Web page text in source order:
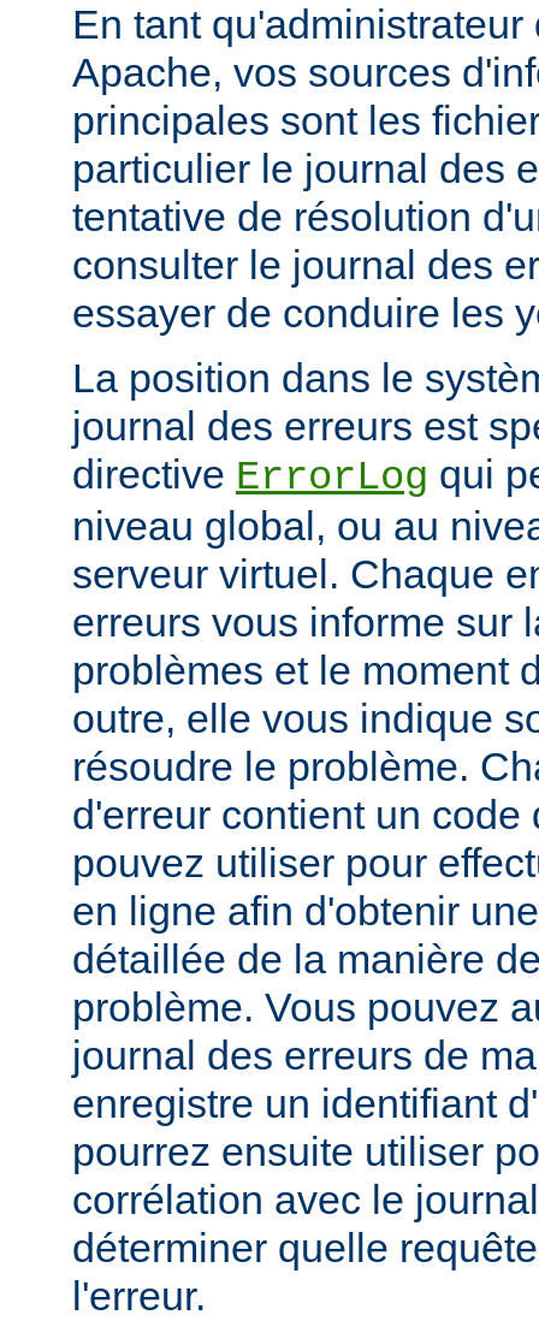
En tant
Apache, vos sources
principales sont les
particulier le journal des
tentative de résolution
consulter le journal des
essayer de conduire les
La position dans le
journal des erreurs est
directive ErrorLog qui
niveau global, ou au
serveur virtuel. Chaque
erreurs vous informe sur
problèmes et le moment
outre, elle vous indique
résoudre le problème.
d'erreur contient un code
pouvez utiliser pour
en ligne afin d'obtenir
détaillée de la manière
problème. Vous pouvez
journal des erreurs de
enregistre un identifiant
pourrez ensuite utiliser
corrélation avec le
déterminer quelle
l'erreur.